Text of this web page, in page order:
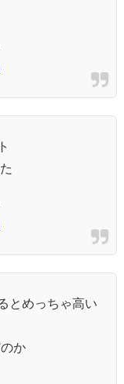
とめっちゃ高い
か